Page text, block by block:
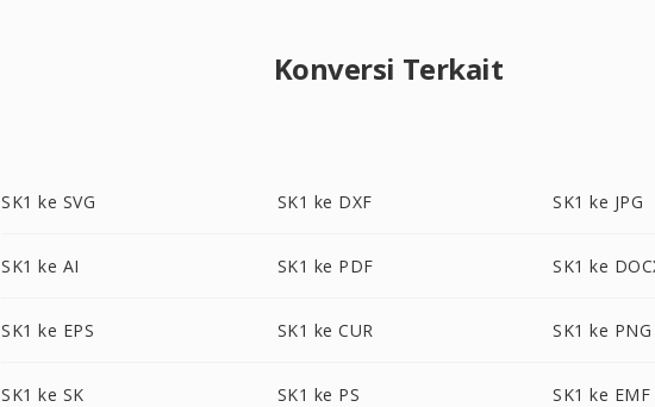
Konversi Terkait
SK1 ke SVG SK1 ke DXF SK1 ke JPG
SK1 ke AI SK1 ke PDF SK1 ke
SK1 ke EPS SK1 ke CUR SK1 ke PNG
SK1 ke SK SK1 ke PS SK1 ke EMF